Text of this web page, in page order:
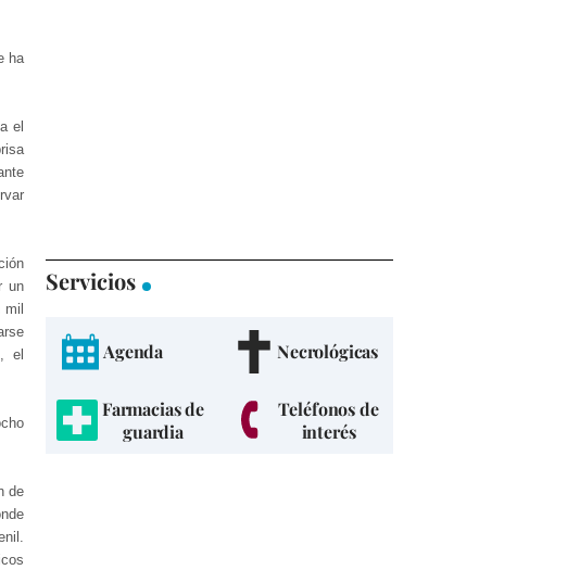
ha
el
un
el
de
Servicios
Agenda Necrológicas
Farmacias de
guardia
Teléfonos de
interés